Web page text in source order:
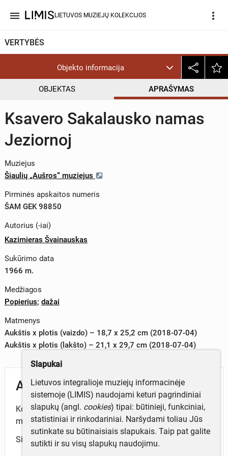
menu LIETUVOS MUZIEJŲ KOLEKCIJOS more_vert
VERTYBĖS
Objekto informacija
OBJEKTAS APRAŠYMAS
Ksavero Sakalausko namas
Jeziornoj
Muziejus
Šiaulių „Aušros“ muziejus
Pirminės apskaitos numeris
ŠAM GEK 98850
Autorius (-iai)
Kazimieras Švainauskas
Sukūrimo data
1966 m.
Medžiagos
Popierius; dažai
Matmenys
Aukštis x plotis (vaizdo) – 18,7 x 25,2 cm (2018-07-04)
Aukštis x plotis (lakšto) – 21,1 x 29,7 cm (2018-07-04)
Aprašymas
Kompozicijoje – namas su mansardomis, už jo
medžių viršūnės.
Signuotas pieštuku averso apatinėje dalyje.
Slapukai
Lietuvos integralioje muziejų informacinėje
sistemoje (LIMIS) naudojami keturi pagrindiniai
slapukų (angl. cookies) tipai: būtinieji, funkciniai,
statistiniai ir rinkodariniai. Naršydami toliau Jūs
sutinkate su būtinaisiais slapukais. Taip pat galite
sutikti ir su visų slapukų naudojimu.